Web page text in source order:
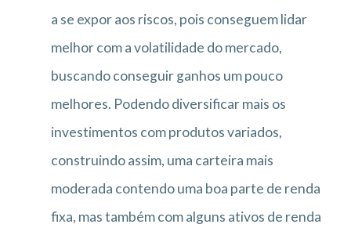
a se expor aos riscos, pois conseguem lidar
melhor com a volatilidade do mercado,
buscando conseguir ganhos um pouco
melhores. Podendo diversificar mais os
investimentos com produtos variados,
construindo assim, uma carteira mais
moderada contendo uma boa parte de renda
fixa, mas também com alguns ativos de renda